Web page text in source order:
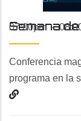
Semana
07:00pm ㅤ - ㅤ
Conferencia
programa en la